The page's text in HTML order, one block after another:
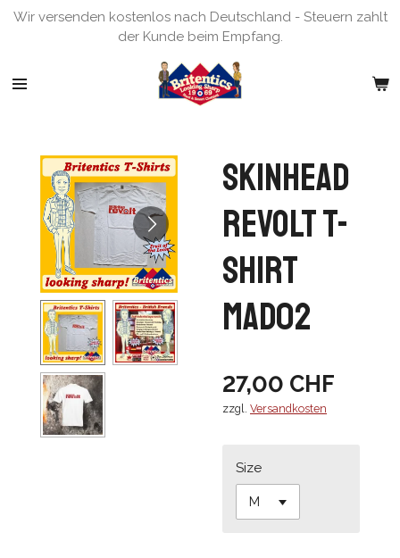
Zum
Wir versenden kostenlos nach Deutschland - Steuern zahlt
der Kunde beim Empfang.
Skinhead
Revolt T-
Shirt
MAD02
27,00 CHF
zzgl. Versandkosten
Size